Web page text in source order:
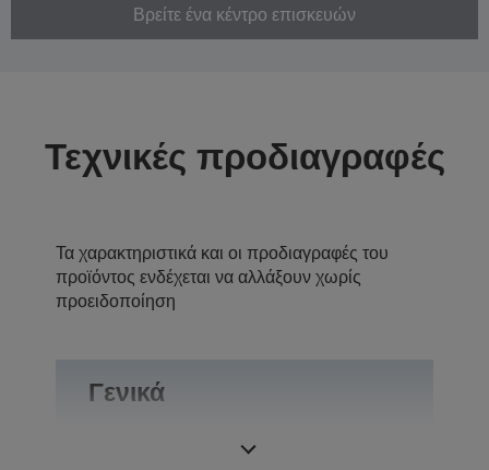
Βρείτε ένα κέντρο επισκευών
Τεχνικές προδιαγραφές
Τα χαρακτηριστικά και οι προδιαγραφές του
προϊόντος ενδέχεται να αλλάξουν χωρίς
προειδοποίηση
Γενικά